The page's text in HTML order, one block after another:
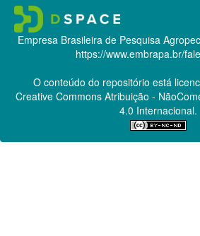
Empresa Brasileira de Pesquisa
https://www.embrapa.br/
O conteúdo do repositório está
Creative CommonsAtribuição -
4.0 Internacional.